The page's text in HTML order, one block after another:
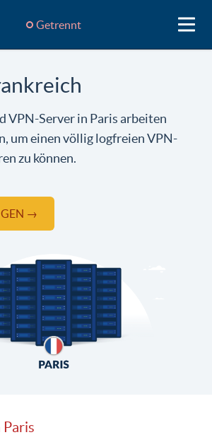
Getrennt
VPN-Server in Paris arbeiten
um einen völlig logfreien VPN-
zu können.
→